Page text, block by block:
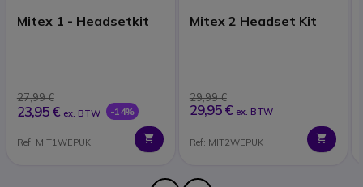
Mitex 1 - Headsetkit
27,99 €
23,95 € ex. BTW -14%
Ref: MIT1WEPUK
Mitex 2 Headset Kit
29,99 €
29,95 € ex. BTW
Ref: MIT2WEPUK